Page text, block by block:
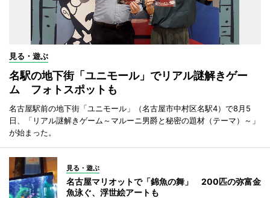
見る・遊ぶ
名駅の地下街「ユニモール」でリアル謎解きゲー
ム フォトスポットも
名古屋駅前の地下街「ユニモール」（名古屋市中村区名駅4）で8月5
日、「リアル謎解きゲーム～マルーニ男爵と秘密の題材（テーマ）～」
が始まった。
見る・遊ぶ
名古屋マリオットで「錦魚の舞」 200匹の弥富金
魚泳ぐ、浮世絵アートも